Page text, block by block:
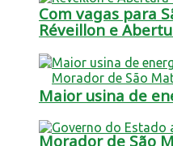
Com vagas para
Morador de São
Réveillon e
Maior usina de